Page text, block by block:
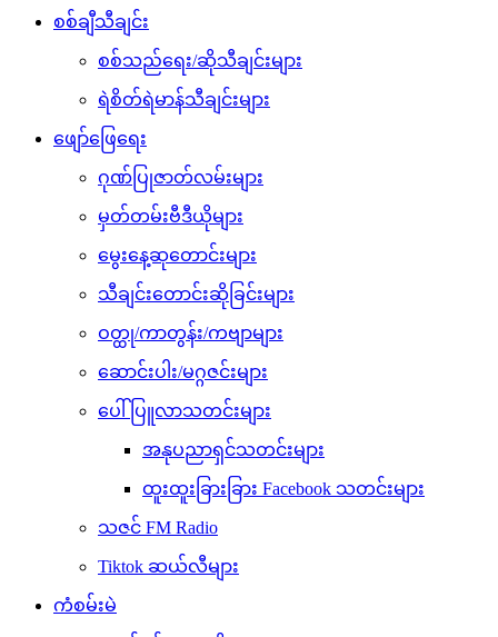
စစ်ချီသီချင်း
စစ်သည်ရေး/ဆိုသီချင်းများ
ရဲစိတ်ရဲမာန်သီချင်းများ
ဖျော်ဖြေရေး
ဂုဏ်ပြုဇာတ်လမ်းများ
မှတ်တမ်းဗီဒီယိုများ
မွေးနေ့ဆုတောင်းများ
သီချင်းတောင်းဆိုခြင်းများ
ဝတ္ထု/ကာတွန်း/ကဗျာများ
ဆောင်းပါး/မဂ္ဂဇင်းများ
ပေါ်ပြူလာသတင်းများ
အနုပညာရှင်သတင်းများ
ထူးထူးခြားခြား Facebook သတင်းများ
သဇင် FM Radio
Tiktok ဆယ်လီများ
ကံစမ်းမဲ